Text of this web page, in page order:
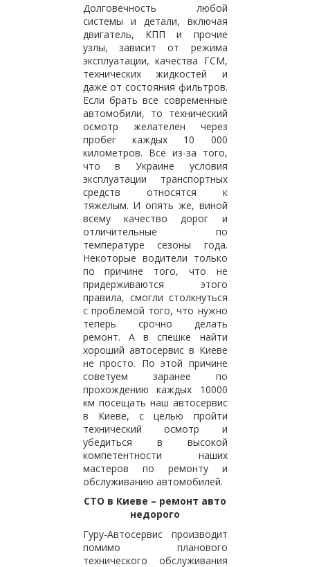
Долговечность любой
системы и детали, включая
двигатель, КПП и прочие
узлы, зависит от режима
эксплуатации, качества ГСМ,
технических жидкостей и
даже от состояния фильтров.
Если брать все современные
автомобили, то технический
осмотр желателен через
пробег каждых 10 000
километров. Всё из-за того,
что в Украине условия
эксплуатации транспортных
средств относятся к
тяжелым. И опять же, виной
всему качество дорог и
отличительные по
температуре сезоны года.
Некоторые водители только
по причине того, что не
придерживаются этого
правила, смогли столкнуться
с проблемой того, что нужно
теперь срочно делать
ремонт. А в спешке найти
хороший автосервис в Киеве
не просто. По этой причине
советуем заранее по
прохождению каждых 10000
км посещать наш автосервис
в Киеве, с целью пройти
технический осмотр и
убедиться в высокой
компетентности наших
мастеров по ремонту и
обслуживанию автомобилей.
СТО в Киеве – ремонт авто
недорого
Гуру-Автосервис производит
помимо планового
технического обслуживания